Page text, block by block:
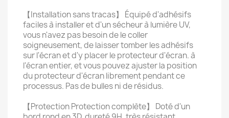
【Installation sans tracas】 Équipé d'adhésifs
faciles à installer et d'un sécheur à lumière UV,
vous n'avez pas besoin de le coller
soigneusement, de laisser tomber les adhésifs
sur l'écran et d'y placer le protecteur d'écran. à
l'écran entier, et vous pouvez ajuster la position
du protecteur d'écran librement pendant ce
processus. Pas de bulles ni de résidus.
【Protection Protection complète】 Doté d'un